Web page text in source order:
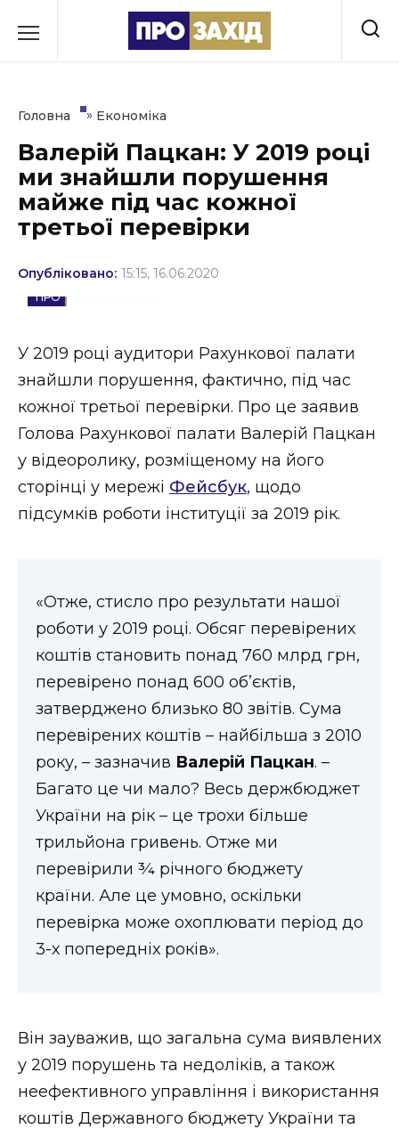
до
Культура
Освіта
Політика
Спорт
Стиль життя
Втрачений Ужгород
Втрачений Ужгород (відеоверсія)
НОВИНИ ЗАХІДНОЇ УКРАЇНИ
ФОТО
ВІДЕО
Головна » Економіка
Валерій Пацкан: У 2019 році
ми знайшли порушення
майже під час кожної
третьої перевірки
Опубліковано: 15:15, 16.06.2020
У 2019 році аудитори Рахункової палати
знайшли порушення, фактично, під час
кожної третьої перевірки. Про це заявив
Голова Рахункової палати Валерій Пацкан
у відеоролику, розміщеному на його
сторінці у мережі Фейсбук, щодо
підсумків роботи інституції за 2019 рік.
«Отже, стисло про результати нашої
роботи у 2019 році. Обсяг перевірених
коштів становить понад 760 млрд грн,
перевірено понад 600 об’єктів,
затверджено близько 80 звітів. Сума
перевірених коштів – найбільша з 2010
року, – зазначив Валерій Пацкан. –
Багато це чи мало? Весь держбюджет
України на рік – це трохи більше
трильйона гривень. Отже ми
перевірили ¾ річного бюджету
країни. Але це умовно, оскільки
перевірка може охоплювати період до
3-х попередніх років».
Він зауважив, що загальна сума виявлених
у 2019 порушень та недоліків, а також
неефективного управління і використання
коштів Державного бюджету України та